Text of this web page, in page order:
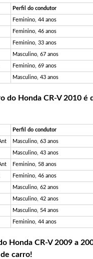
Perfil do condutor
Feminino, 44 anos
Feminino, 46 anos
Feminino, 33 anos
Masculino, 67 anos
Feminino, 69 anos
Masculino, 43 anos
do Honda CR-V 2010 é
Perfil do condutor
Masculino, 63 anos
Masculino, 43 anos
Feminino, 58 anos
Feminino, 46 anos
Masculino, 62 anos
Masculino, 42 anos
Masculino, 54 anos
Feminino, 44 anos
Honda CR-V 2009 a
carro!